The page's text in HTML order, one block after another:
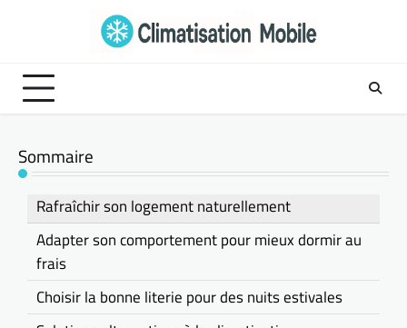
Sommaire
Rafraîchir son logement naturellement
Adapter son comportement pour mieux dormir au
frais
Choisir la bonne literie pour des nuits estivales